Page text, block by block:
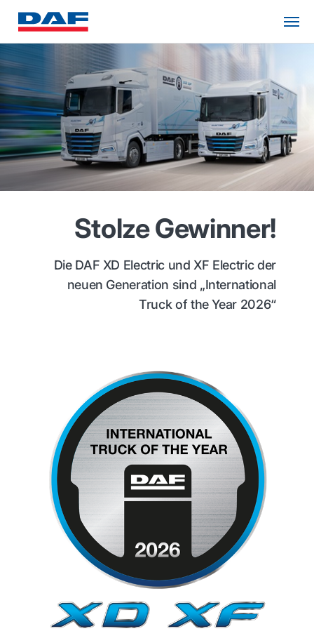
Stolze Gewinner!
Die DAF XD Electric und XF Electric der
neuen Generation sind „International
Truck of the Year 2026“